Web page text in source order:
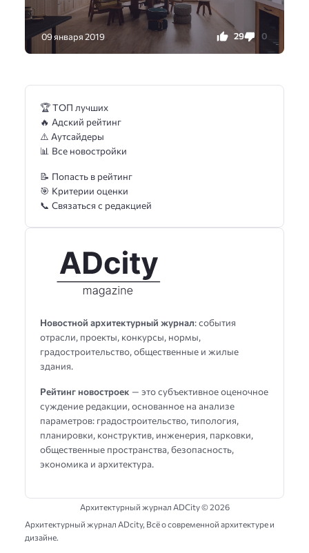
09 января 2019 29 0
Новостной архитектурный журнал: события
отрасли, проекты, конкурсы, нормы,
градостроительство, общественные и жилые
здания.
Рейтинг новостроек — это субъективное оценочное
суждение редакции, основанное на анализе
параметров: градостроительство, типология,
планировки, конструктив, инженерия, парковки,
общественные пространства, безопасность,
экономика и архитектура.
🏆 ТОП лучших
🔥 Адский рейтинг
⚠️ Аутсайдеры
📊 Все новостройки
📝 Попасть в рейтинг
🎯 Критерии оценки
📞 Связаться с редакцией
Архитектурный журнал ADCity ©2026
Архитектурный журнал ADсity, Всё о современной архитектуре и
дизайне.